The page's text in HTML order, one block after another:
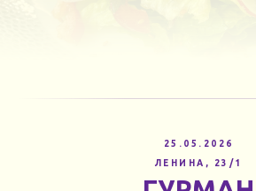
25.05.2026
ЛЕНИНА, 23/1